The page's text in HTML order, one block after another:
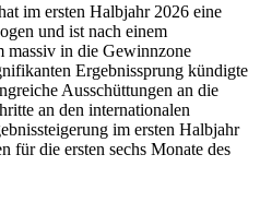
im ersten Halbjahr 2026 eine
und ist nach einem
massiv in die Gewinnzone
Ergebnissprung kündigte
Ausschüttungen an die
an den internationalen
im ersten Halbjahr
für die ersten sechs Monate des